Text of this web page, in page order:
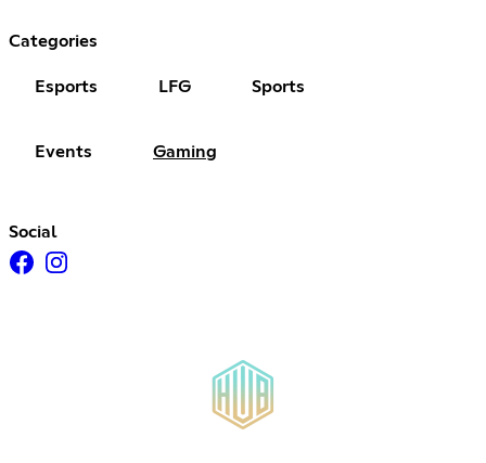
Categories
Esports LFG Sports
Events Gaming
Social